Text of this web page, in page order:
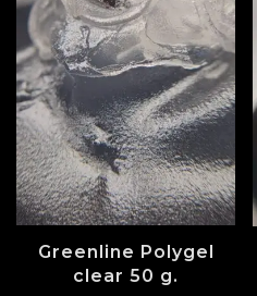
Greenline Polygel
clear 50 g.